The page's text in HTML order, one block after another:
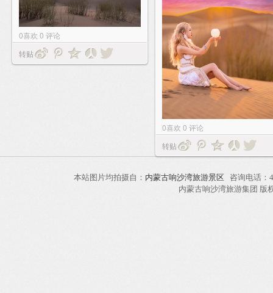
0喜欢 0 评论
转贴
0喜欢 0 评论
转贴
本站图片均拍摄自： 内蒙古响沙湾旅游景区 咨询电话
内蒙古响沙湾旅游集团